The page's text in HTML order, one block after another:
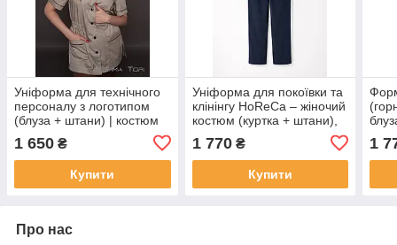
Уніформа для технічного
персоналу з логотипом
(блуза + штани) | костюм
HoReCa | саржа 165 г/м²
1 650 ₴
Купити
Уніформа для покоївки та
клінінгу HoReCa – жіночий
костюм (куртка + штани),
готелів і прибирання
1 770₴
Купити
1
Про нас